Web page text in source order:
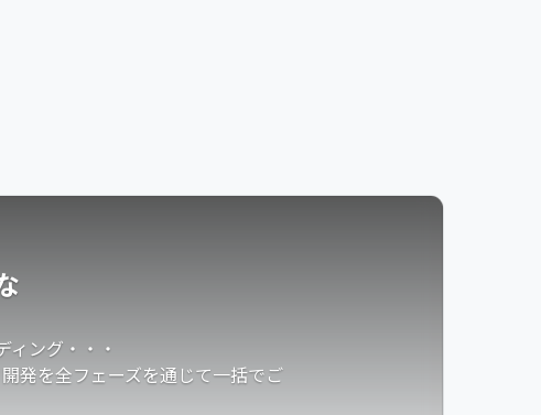
ィング・・・
発を全フェーズを通じて一括でご